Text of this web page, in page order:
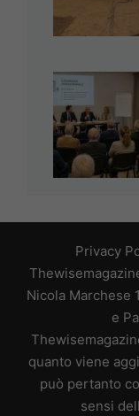
Privacy
Nicola Marchese
e
quanto viene
può pertanto
sensi